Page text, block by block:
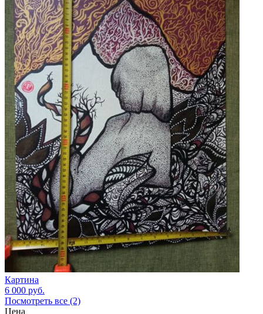
Картина
6 000 руб.
Посмотреть все (2)
Цена